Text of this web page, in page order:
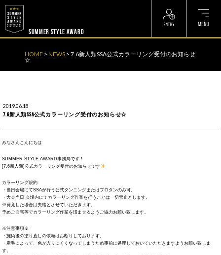
SUMMER STYLE AWARD
HOME > NEWS > 7.6新人類SSA公式カラーリング受付のお知らせ
☆
2019.06.18
7.6新人類SSA公式カラーリング受付のお知らせ☆
みなさんこんにちは
SUMMER STYLE AWARD事務局です！
[7.6新人類]公式カラーリング受付のお知らせです
カラーリング規約
・当日会場にてSSAが行う公式タンニングまたはプロタンのみ可。
・大会当日 会場内にてカラーリング作業を行うことは一切禁止とします。
※発覚した場合は失格とさせていただきます。
予めご自宅等でカラーリング作業を済ませるようご協力お願い致します。
※注意事項※
・施術後の塗り直しの依頼はお断りしております。
・産毛によって、色が入りにくくなってしまうため事前に処理しておいていただきますようお願い致しま
す。